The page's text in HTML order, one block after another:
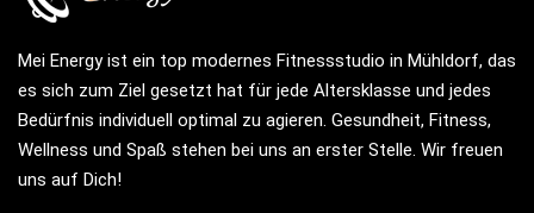
Mei Energy ist ein top modernes Fitnessstudio in Mühldorf, das
es sich zum Ziel gesetzt hat für jede Altersklasse und jedes
Bedürfnis individuell optimal zu agieren. Gesundheit, Fitness,
Wellness und Spaß stehen bei uns an erster Stelle. Wir freuen
uns auf Dich!